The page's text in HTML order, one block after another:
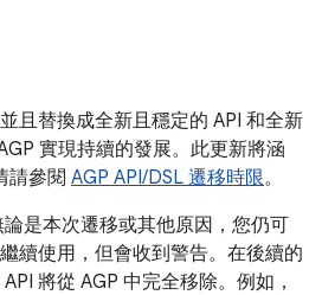
且替換成全新且穩定的 API 和全新
實現持續的發展。此更新將涵
請參閱 AGP API/DSL 遷移時限。
是本次遷移或其他原因，您仍可
續使用，但會收到警告。在後續的
將從 AGP 中完全移除。例如，